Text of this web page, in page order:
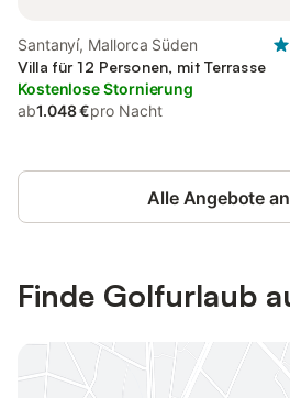
Santanyí, Mallorca Süden
Villa für 12 Personen, mit Terrasse
Kostenlose Stornierung
ab1.048 €pro Nacht
Alle Angebote
Finde Golfurlaub